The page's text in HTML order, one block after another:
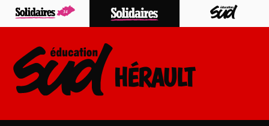
Skip
HÉRAULT